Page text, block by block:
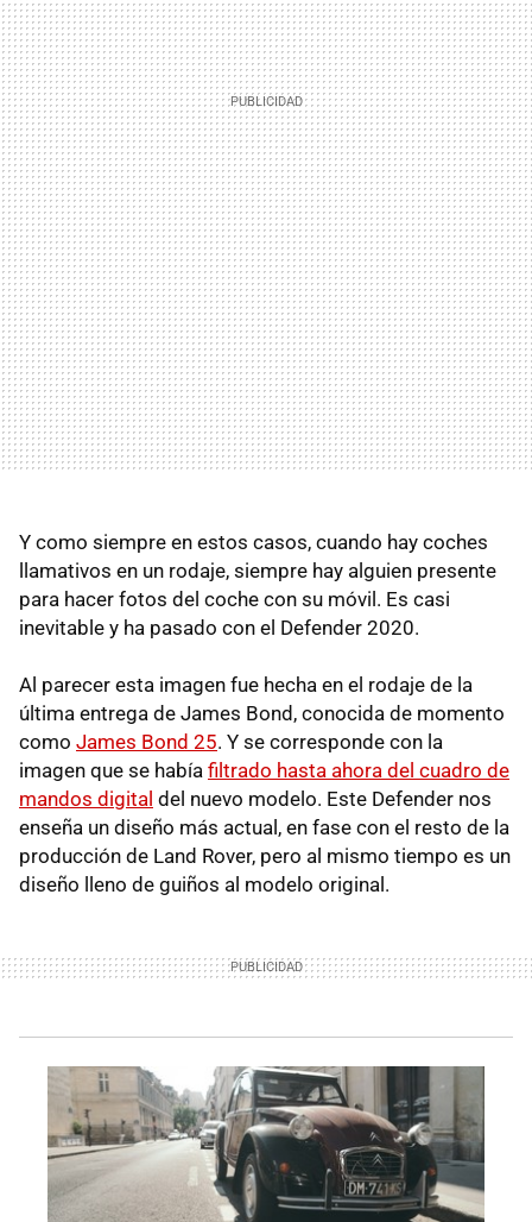
Y como siempre en estos casos, cuando hay coches
llamativos en un rodaje, siempre hay alguien presente
para hacer fotos del coche con su móvil. Es casi
inevitable y ha pasado con el Defender 2020.
Al parecer esta imagen fue hecha en el rodaje de la
última entrega de James Bond, conocida de momento
como James Bond 25. Y se corresponde con la
imagen que se había filtrado hasta ahora del cuadro de
mandos digital del nuevo modelo. Este Defender nos
enseña un diseño más actual, en fase con el resto de la
producción de Land Rover, pero al mismo tiempo es un
diseño lleno de guiños al modelo original.